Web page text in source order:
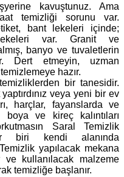
kavuştunuz. Ama
temizliği sorunu var.
bant lekeleri içinde;
lekeleri var. Granit ve
banyo ve tuvaletlerin
Dert etmeyin, uzman
hazır.
bir tanesidir.
veya yeni bir ev
harçlar, fayanslarda ve
boya ve kireç kalıntıları
Saral Temizlik
biri kendi alanında
yapılacak mekana
kullanılacak malzeme
temizliğe başlanır.